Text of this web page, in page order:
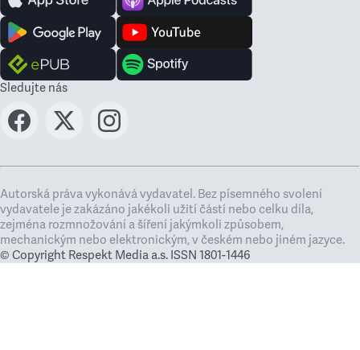
Sledujte nás
Autorská práva vykonává vydavatel. Bez písemného svolení
vydavatele je zakázáno jakékoli užití částí nebo celku díla,
zejména rozmnožování a šíření jakýmkoli způsobem,
mechanickým nebo elektronickým, v českém nebo jiném jazyce.
© Copyright Respekt Media a.s. ISSN 1801-1446